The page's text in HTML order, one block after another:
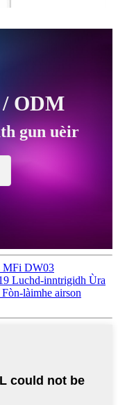
ODM
gun uèir
MFi DW03
Luchd-inntrigidh Ùra
làimhe airson